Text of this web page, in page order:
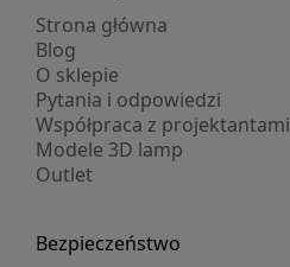
Strona główna
Blog
O sklepie
Pytania i odpowiedzi
Współpraca z projektantami
Modele 3D lamp
Outlet
Bezpieczeństwo